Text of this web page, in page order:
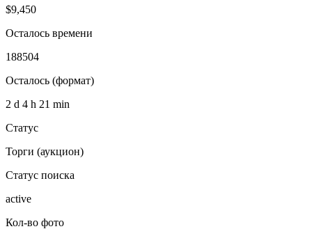
$9,450
Осталось времени
188504
Осталось (формат)
2 d 4 h 21 min
Статус
Торги (аукцион)
Статус поиска
active
Кол-во фото